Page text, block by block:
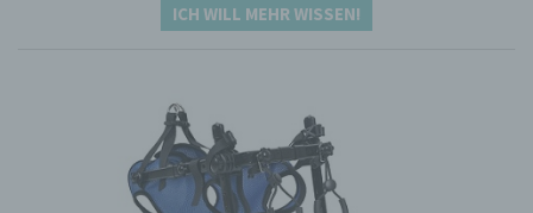
ICH WILL MEHR WISSEN!